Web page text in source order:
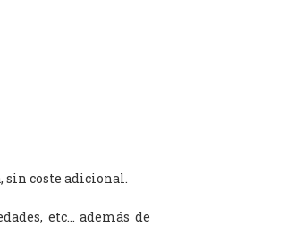
sin coste adicional.
etc… además de